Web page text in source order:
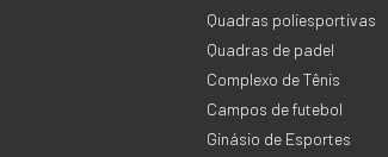
Quadras poliesportivas
Quadras de padel
Complexo de Tênis
Campos de futebol
Ginásio de Esportes